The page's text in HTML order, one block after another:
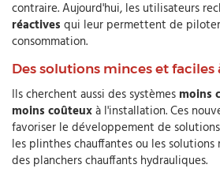
contraire. Aujourd'hui, les utilisateurs
réactives qui leur permettent de
consommation.
Des solutions minces et faciles
Ils cherchent aussi des systèmes moins
moins coûteuxà l'installation. Ces
favoriser le développement de
les plinthes chauffantes ou les solutions
des planchers chauffants hydrauliques.